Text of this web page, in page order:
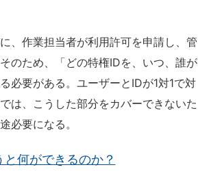
、作業担当者が利用許可を申請し、管
のため、「どの特権IDを、いつ、誰が
必要がある。ユーザーとIDが1対1で対
は、こうした部分をカバーできないた
必要になる。
何ができるのか？